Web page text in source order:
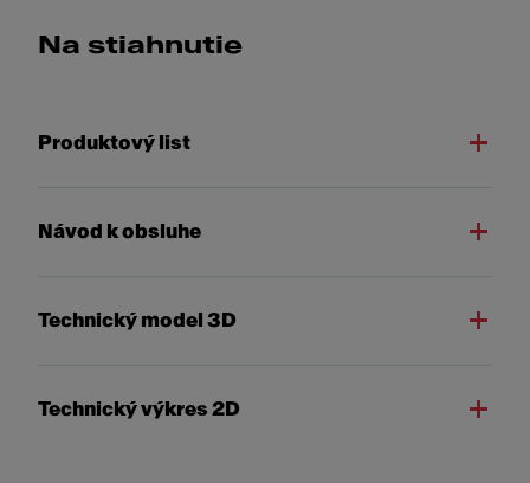
Na stiahnutie
Produktový list
Návod k obsluhe
Technický model 3D
Technický výkres 2D